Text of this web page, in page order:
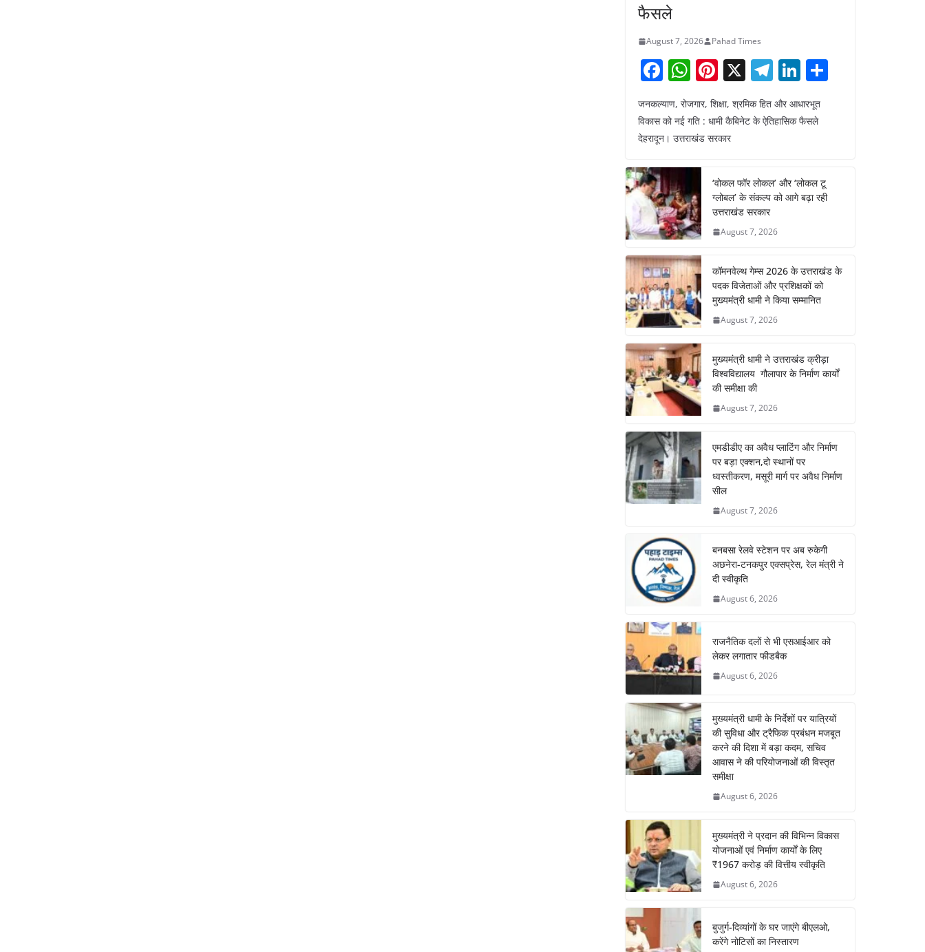
फैसले
August 7, 2026 Pahad Times
F
c
e
o
o
k
W
at
s
p
Pi
er
e
X T
el
e
m
Li
k
n
जनकल्याण, रोजगार, शिक्षा, श्रमिक हित और आधारभूत
विकास को नई गति : धामी कैबिनेट के ऐतिहासिक फैसले
देहरादून। उत्तराखंड सरकार
‘वोकल फॉर लोकल’ और ‘लोकल टू
ग्लोबल’ के संकल्प को आगे बढ़ा रही
उत्तराखंड सरकार
August 7, 2026
कॉमनवेल्थ गेम्स 2026 के उत्तराखंड के
पदक विजेताओं और प्रशिक्षकों को
मुख्यमंत्री धामी ने किया सम्मानित
August 7, 2026
मुख्यमंत्री धामी ने उत्तराखंड क्रीड़ा
विश्वविद्यालय गौलापार के निर्माण कार्यों
की समीक्षा की
August 7, 2026
एमडीडीए का अवैध प्लाटिंग और निर्माण
पर बड़ा एक्शन,दो स्थानों पर
ध्वस्तीकरण, मसूरी मार्ग पर अवैध निर्माण
सील
August 7, 2026
बनबसा रेलवे स्टेशन पर अब रुकेगी
अछनेरा-टनकपुर एक्सप्रेस, रेल मंत्री ने
दी स्वीकृति
August 6, 2026
राजनैतिक दलों से भी एसआईआर को
लेकर लगातार फीडबैक
August 6, 2026
मुख्यमंत्री धामी के निर्देशों पर यात्रियों
की सुविधा और ट्रैफिक प्रबंधन मजबूत
करने की दिशा में बड़ा कदम, सचिव
आवास ने की परियोजनाओं की विस्तृत
समीक्षा
August 6, 2026
मुख्यमंत्री ने प्रदान की विभिन्न विकास
योजनाओं एवं निर्माण कार्यों के लिए
₹1967 करोड़ की वित्तीय स्वीकृति
August 6, 2026
बुजुर्ग-दिव्यांगों के घर जाएंगे बीएलओ,
करेंगे नोटिसों का निस्तारण